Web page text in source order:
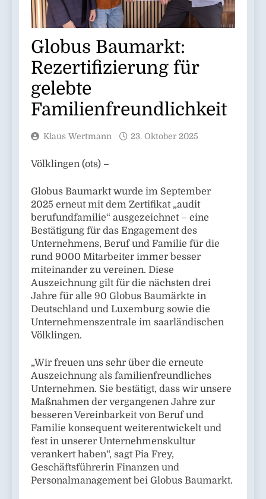
Globus Baumarkt:
Rezertifizierung für
gelebte
Familienfreundlichkeit
Klaus Wertmann 23. Oktober 2025
Völklingen (ots) –
Globus Baumarkt wurde im September
2025 erneut mit dem Zertifikat „audit
berufundfamilie“ ausgezeichnet – eine
Bestätigung für das Engagement des
Unternehmens, Beruf und Familie für die
rund 9000 Mitarbeiter immer besser
miteinander zu vereinen. Diese
Auszeichnung gilt für die nächsten drei
Jahre für alle 90 Globus Baumärkte in
Deutschland und Luxemburg sowie die
Unternehmenszentrale im saarländischen
Völklingen.
„Wir freuen uns sehr über die erneute
Auszeichnung als familienfreundliches
Unternehmen. Sie bestätigt, dass wir unsere
Maßnahmen der vergangenen Jahre zur
besseren Vereinbarkeit von Beruf und
Familie konsequent weiterentwickelt und
fest in unserer Unternehmenskultur
verankert haben“, sagt Pia Frey,
Geschäftsführerin Finanzen und
Personalmanagement bei Globus Baumarkt.